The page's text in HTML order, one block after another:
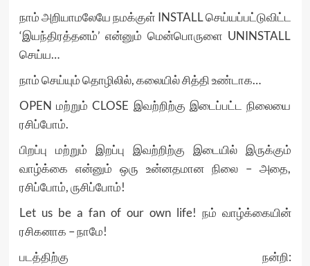
நாம் அறியாமலேயே நமக்குள் INSTALL செய்யப்பட்டுவிட்ட
‘இயந்திரத்தனம்’ என்னும் மென்பொருளை UNINSTALL
செய்ய…
நாம் செய்யும் தொழிலில், கலையில் சித்தி உண்டாக…
OPEN மற்றும் CLOSE இவற்றிற்கு இடைப்பட்ட நிலையை
ரசிப்போம்.
பிறப்பு மற்றும் இறப்பு இவற்றிற்கு இடையில் இருக்கும்
வாழ்க்கை என்னும் ஒரு உன்னதமான நிலை – அதை,
ரசிப்போம், ருசிப்போம்!
Let us be a fan of our own life! நம் வாழ்க்கையின்
ரசிகனாக – நாமே!
படத்திற்கு நன்றி: